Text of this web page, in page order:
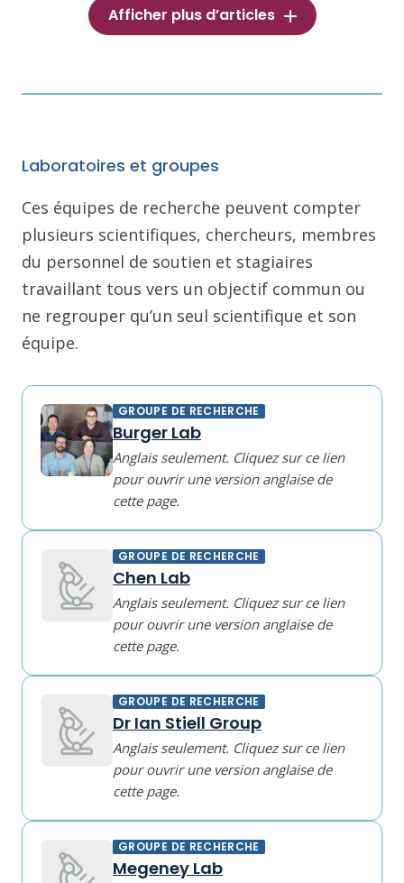
Afficher plus d’articles
Laboratoires et groupes
Ces équipes de recherche peuvent compter
plusieurs scientifiques, chercheurs, membres
du personnel de soutien et stagiaires
travaillant tous vers un objectif commun ou
ne regrouper qu’un seul scientifique et son
équipe.
GROUPE DE RECHERCHE
Burger Lab
Anglais seulement. Cliquez sur ce lien
pour ouvrir une version anglaise de
cette page.
GROUPE DE RECHERCHE
Chen Lab
Anglais seulement. Cliquez sur ce lien
pour ouvrir une version anglaise de
cette page.
GROUPE DE RECHERCHE
Dr Ian Stiell Group
Anglais seulement. Cliquez sur ce lien
pour ouvrir une version anglaise de
cette page.
GROUPE DE RECHERCHE
Megeney Lab